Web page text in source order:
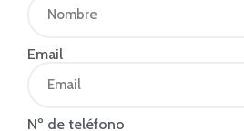
Email
Nº de teléfono